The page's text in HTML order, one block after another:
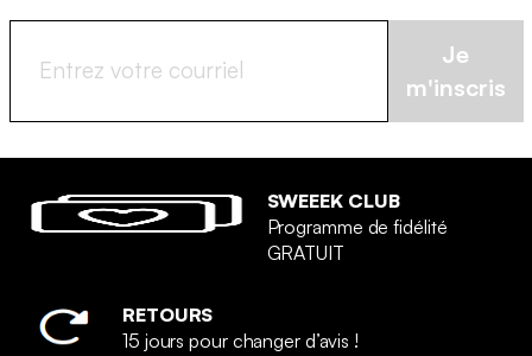
Je
m'inscris
SWEEEK CLUB
Programme de fidélité
GRATUIT
RETOURS
15 jours pour changer d’avis !